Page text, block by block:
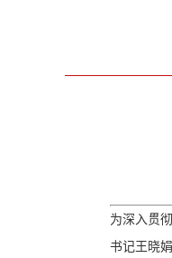
为深入贯
书记王晓